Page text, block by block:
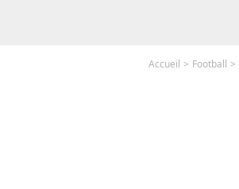
Accueil Football